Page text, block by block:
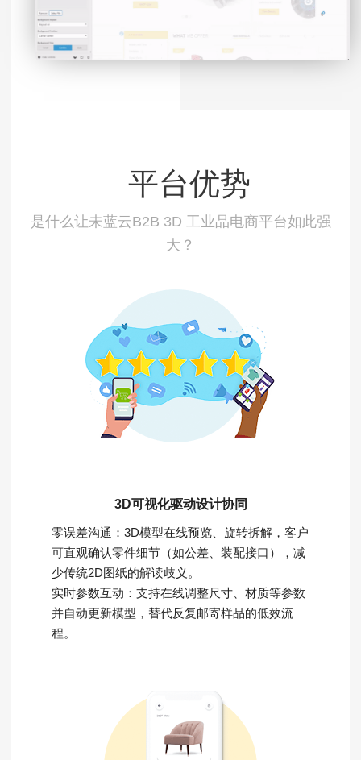
平台优势
是什么让未蓝云B2B 3D 工业品电商平台如此强
大？
3D可视化驱动设计协同
零误差沟通：3D模型在线预览、旋转拆解，客户
可直观确认零件细节（如公差、装配接口），减
少传统2D图纸的解读歧义。
实时参数互动：支持在线调整尺寸、材质等参数
并自动更新模型，替代反复邮寄样品的低效流
程。